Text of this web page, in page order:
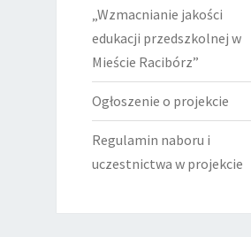
„Wzmacnianie jakości
edukacji przedszkolnej w
Mieście Racibórz”
Ogłoszenie o projekcie
Regulamin naboru i
uczestnictwa w projekcie